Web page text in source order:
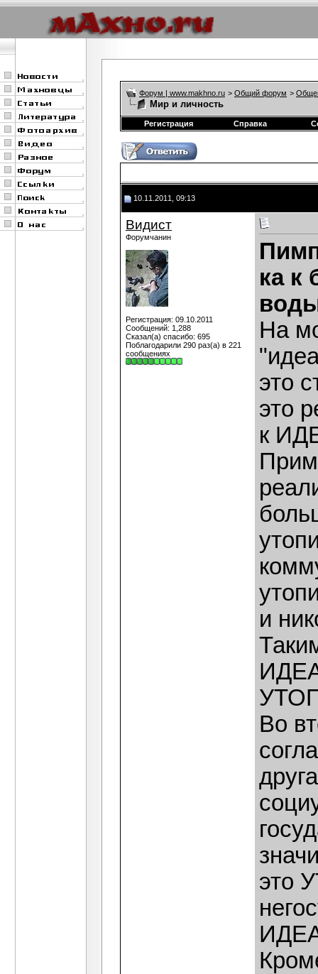
Форум | www.makhno.ru > Общий форум >
Мир и личность
Регистрация Справка
10.11.2011, 09:13
Видист
Форумчанин
Регистрация: 09.10.2011
Сообщений: 1,288
Сказал(а) спасибо: 695
Поблагодарили 290 раз(а) в 221
сообщениях
ка к
На
это
это
к
и
Во
это